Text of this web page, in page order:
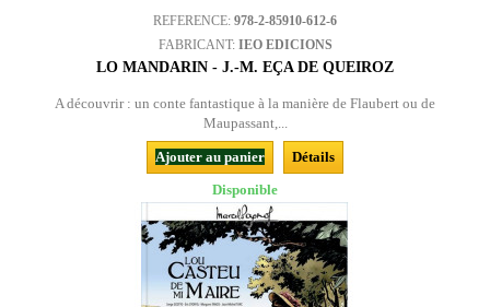
REFERENCE: 978-2-85910-612-6
FABRICANT: IEO EDICIONS
LO MANDARIN - J.-M. EÇA DE QUEIROZ
A découvrir : un conte fantastique à la manière de Flaubert ou de
Maupassant,...
Ajouter au panier
Détails
Disponible